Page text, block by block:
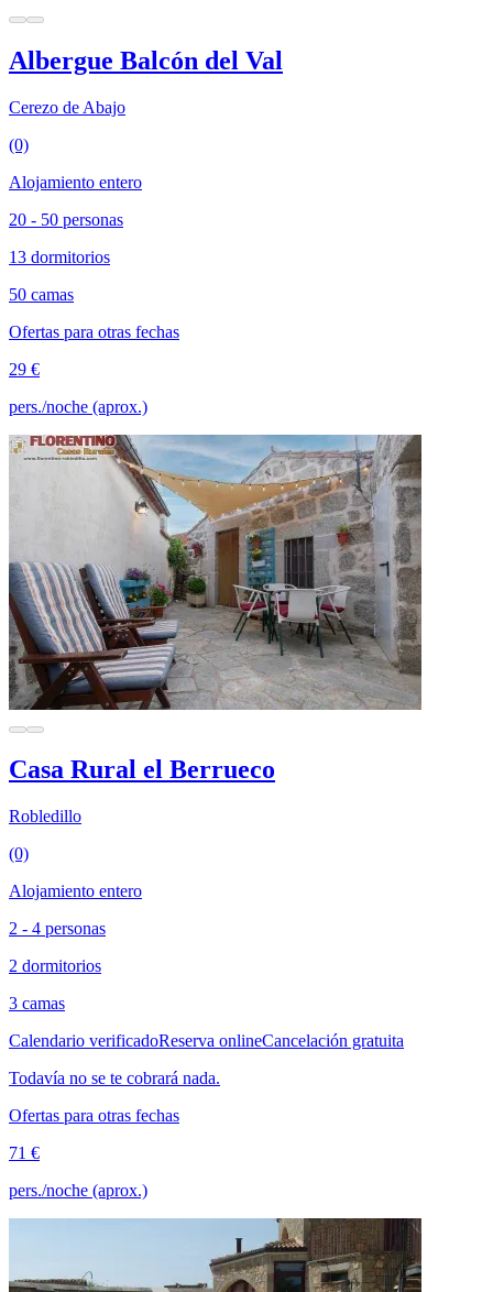
Albergue Balcón del Val
Cerezo de Abajo
(0)
Alojamiento entero
20 - 50 personas
13 dormitorios
50 camas
Ofertas para otras fechas
29 €
pers./noche (aprox.)
Casa Rural el Berrueco
Robledillo
(0)
Alojamiento entero
2 - 4 personas
2 dormitorios
3 camas
Calendario verificadoReserva onlineCancelación gratuita
Todavía no se te cobrará nada.
Ofertas para otras fechas
71 €
pers./noche (aprox.)